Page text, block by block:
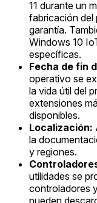
11 durante un
fabricación del
garantía.
Windows 10
específicas.
Fecha de fin
operativo se
la vida útil del
extensiones
disponibles.
Localización:
la
y regiones.
utilidades se
controladores
pueden